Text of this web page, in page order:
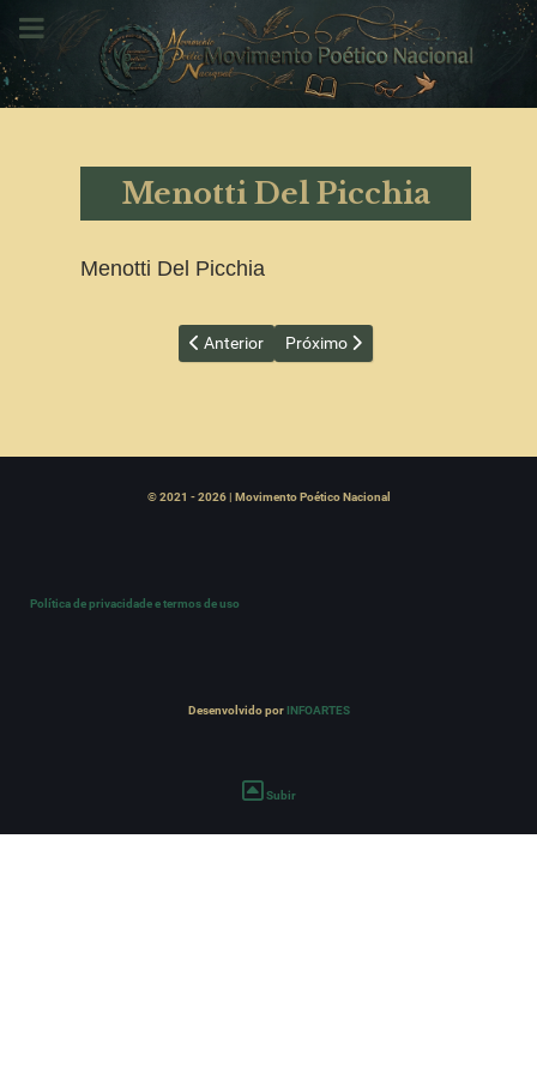
Menotti Del Picchia
Menotti Del Picchia
Artigo anterior: Mário Fusco
Anterior Próximo artigo: Miguel Reys
Próximo
© 2021 - 2026 | Movimento Poético Nacional
Política de privacidade e termos de uso
Desenvolvido por INFOARTES
Subir